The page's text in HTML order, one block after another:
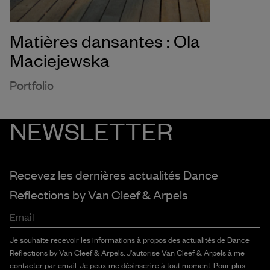
Matières dansantes : Ola
Maciejewska
Portfolio
NEWSLETTER
Recevez les dernières actualités Dance
Reflections byVan Cleef & Arpels
Email
Je souhaite recevoir les informations à propos des actualités de Dance
Reflections by Van Cleef & Arpels. J'autorise Van Cleef & Arpels à me
contacter par email. Je peux me désinscrire à tout moment. Pour plus